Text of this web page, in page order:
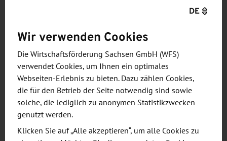
Chief Executive Officer von TSMC. "Europa ist ein
insbesondere in den Bereichen Automobil und
Innovationen auf Basis fortschrittlicher
Siliziumtechnologien mit den Talenten in Europa
zum Leben zu erwecken."
Sachsens Ministerpräsident Michael Kretschmer
freut sich: "Die heutige Entscheidung für Dresden
DE
Wir verwenden Cookies
Die Wirtschaftsförderung Sachsen GmbH (WFS)
verwendet Cookies, um Ihnen ein optimales
Webseiten-Erlebnis zu bieten. Dazu zählen Cookies,
die für den Betrieb der Seite notwendig sind sowie
solche, die lediglich zu anonymen Statistikzwecken
genutzt werden.
Klicken Sie auf „Alle akzeptieren“, um alle Cookies zu